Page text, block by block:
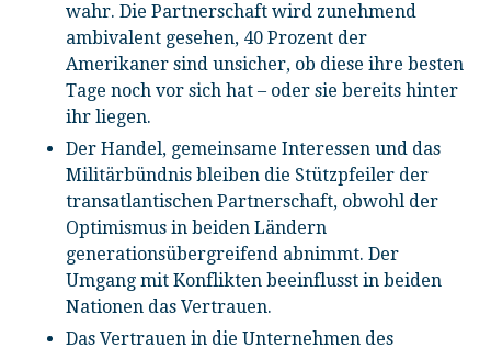
wahr. Die Partnerschaft wird zunehmend
ambivalent gesehen, 40 Prozent der
Amerikaner sind unsicher, ob diese ihre besten
Tage noch vor sich hat – oder sie bereits hinter
ihr liegen.
Der Handel, gemeinsame Interessen und das
Militärbündnis bleiben die Stützpfeiler der
transatlantischen Partnerschaft, obwohl der
Optimismus in beiden Ländern
generationsübergreifend abnimmt. Der
Umgang mit Konflikten beeinflusst in beiden
Nationen das Vertrauen.
Das Vertrauen in die Unternehmen des